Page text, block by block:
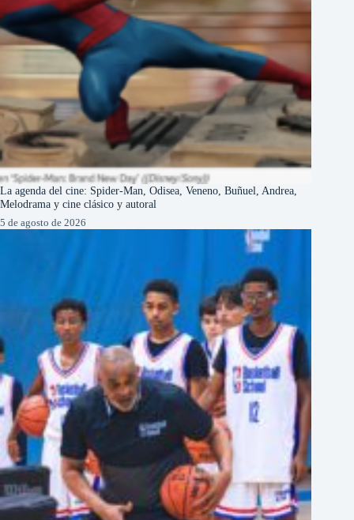
La agenda del cine: Spider-Man, Odisea, Veneno, Buñuel, Andrea,
Melodrama y cine clásico y autoral
5 de agosto de 2026